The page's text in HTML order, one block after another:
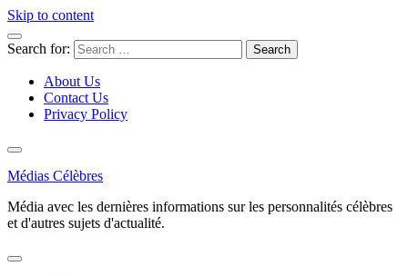
Skip to content
Search for:
About Us
Contact Us
Privacy Policy
Médias Célèbres
Média avec les dernières informations sur les personnalités célèbres
et d'autres sujets d'actualité.